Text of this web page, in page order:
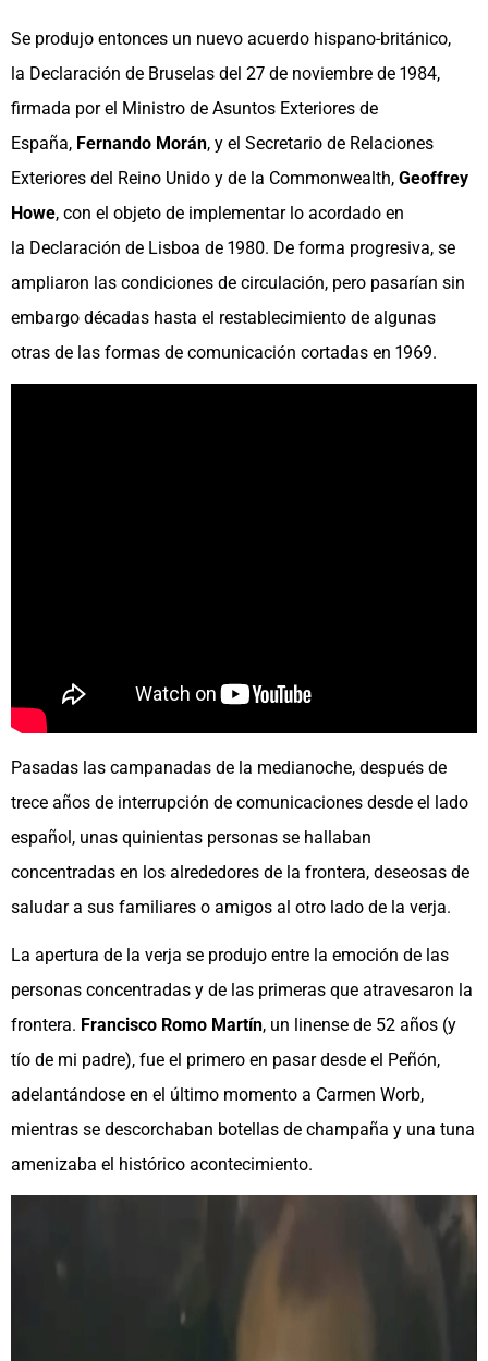
Se produjo entonces un nuevo acuerdo hispano-británico,
la Declaración de Bruselas del 27 de noviembre de 1984,
firmada por el Ministro de Asuntos Exteriores de
España, Fernando Morán, y el Secretario de Relaciones
Exteriores del Reino Unido y de la Commonwealth, Geoffrey
Howe, con el objeto de implementar lo acordado en
la Declaración de Lisboa de 1980. De forma progresiva, se
ampliaron las condiciones de circulación, pero pasarían sin
embargo décadas hasta el restablecimiento de algunas
otras de las formas de comunicación cortadas en 1969.
Pasadas las campanadas de la medianoche, después de
trece años de interrupción de comunicaciones desde el lado
español, unas quinientas personas se hallaban
concentradas en los alrededores de la frontera, deseosas de
saludar a sus familiares o amigos al otro lado de la verja.
La apertura de la verja se produjo entre la emoción de las
personas concentradas y de las primeras que atravesaron la
frontera. Francisco Romo Martín, un linense de 52 años (y
tío de mi padre), fue el primero en pasar desde el Peñón,
adelantándose en el último momento a Carmen Worb,
mientras se descorchaban botellas de champaña y una tuna
amenizaba el histórico acontecimiento.